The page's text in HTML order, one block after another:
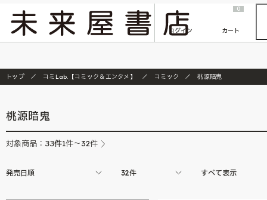
『ONE PIECE magazine 021 ONE PIECEカード付き同梱版』発売延期のご案内
ログイン
0
カート
トップ コミLab.【コミック＆エンタメ】 コミック 桃源暗鬼
桃源暗鬼
対象商品： 33件1件～32件
発売日順 32件 すべて表示